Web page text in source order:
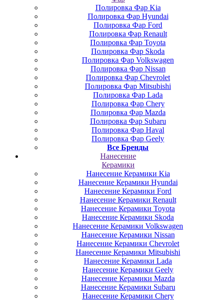
Полировка Фар Kia
Полировка Фар Hyundai
Полировка Фар Ford
Полировка Фар Renault
Полировка Фар Toyota
Полировка Фар Skoda
Полировка Фар Volkswagen
Полировка Фар Nissan
Полировка Фар Chevrolet
Полировка Фар Mitsubishi
Полировка Фар Lada
Полировка Фар Chery
Полировка Фар Mazda
Полировка Фар Subaru
Полировка Фар Haval
Полировка Фар Geely
Все Бренды
Нанесение
Керамики
Нанесение Керамики Kia
Нанесение Керамики Hyundai
Нанесение Керамики Ford
Нанесение Керамики Renault
Нанесение Керамики Toyota
Нанесение Керамики Skoda
Нанесение Керамики Volkswagen
Нанесение Керамики Nissan
Нанесение Керамики Chevrolet
Нанесение Керамики Mitsubishi
Нанесение Керамики Lada
Нанесение Керамики Geely
Нанесение Керамики Mazda
Нанесение Керамики Subaru
Нанесение Керамики Chery